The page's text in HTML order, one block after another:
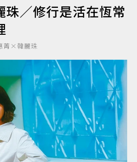
／修行是活在恆常
菁×韓麗珠